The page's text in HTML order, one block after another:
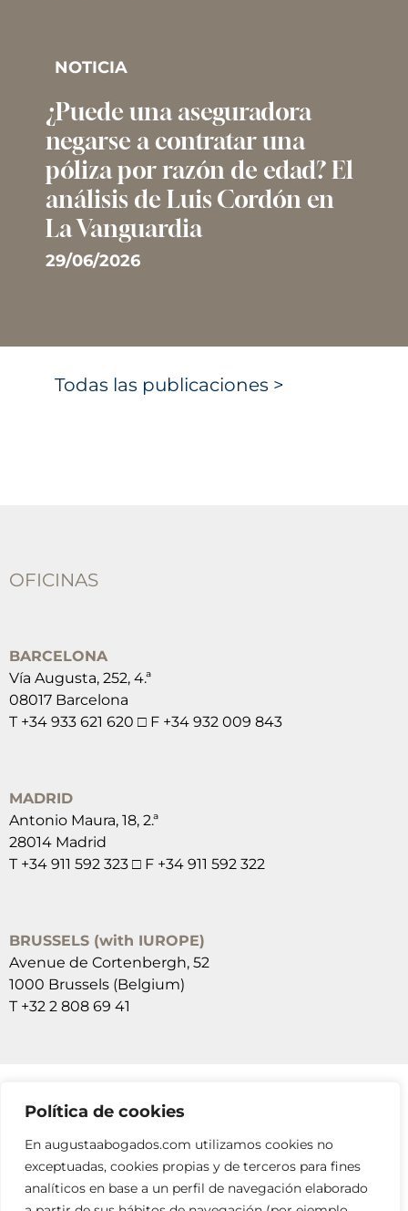
Política de cookies
En augustaabogados.com utilizamos cookies no
exceptuadas, cookies propias y de terceros para fines
analíticos en base a un perfil de navegación elaborado
NOTICIA
¿Puede una aseguradora
negarse a contratar una
póliza por razón de edad? El
análisis de Luis Cordón en
La Vanguardia
29/06/2026
Todas las publicaciones >
OFICINAS
BARCELONA
Vía Augusta, 252, 4.ª
08017 Barcelona
T +34 933 621 620 □ F +34 932 009 843
MADRID
Antonio Maura, 18, 2.ª
28014 Madrid
T +34 911 592 323 □ F +34 911 592 322
BRUSSELS (with IUROPE)
Avenue de Cortenbergh, 52
1000 Brussels (Belgium)
T +32 2 808 69 41
SUSCRÍBETE A NUESTRAS NEWSLETTERS
RELLENA EL FORMULARIO